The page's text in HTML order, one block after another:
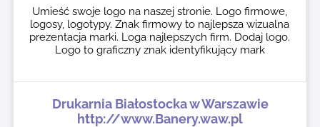
Umieść swoje logo na naszej stronie. Logo firmowe,
logosy, logotypy. Znak firmowy to najlepsza wizualna
prezentacja marki. Loga najlepszych firm. Dodaj logo.
Logo to graficzny znak identyfikujący mark
Drukarnia Białostocka w Warszawie
http://www.Banery.waw.pl